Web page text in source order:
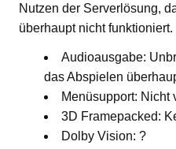
Nutzen der Serverlösung,
überhaupt nicht funktioniert.
Audioausgabe:
das Abspielen
Menüsupport: Nicht
3D Framepacked:
Dolby Vision: ?